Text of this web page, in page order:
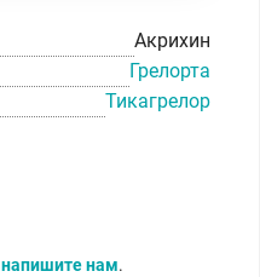
Акрихин
Грелорта
Тикагрелор
напишите нам.